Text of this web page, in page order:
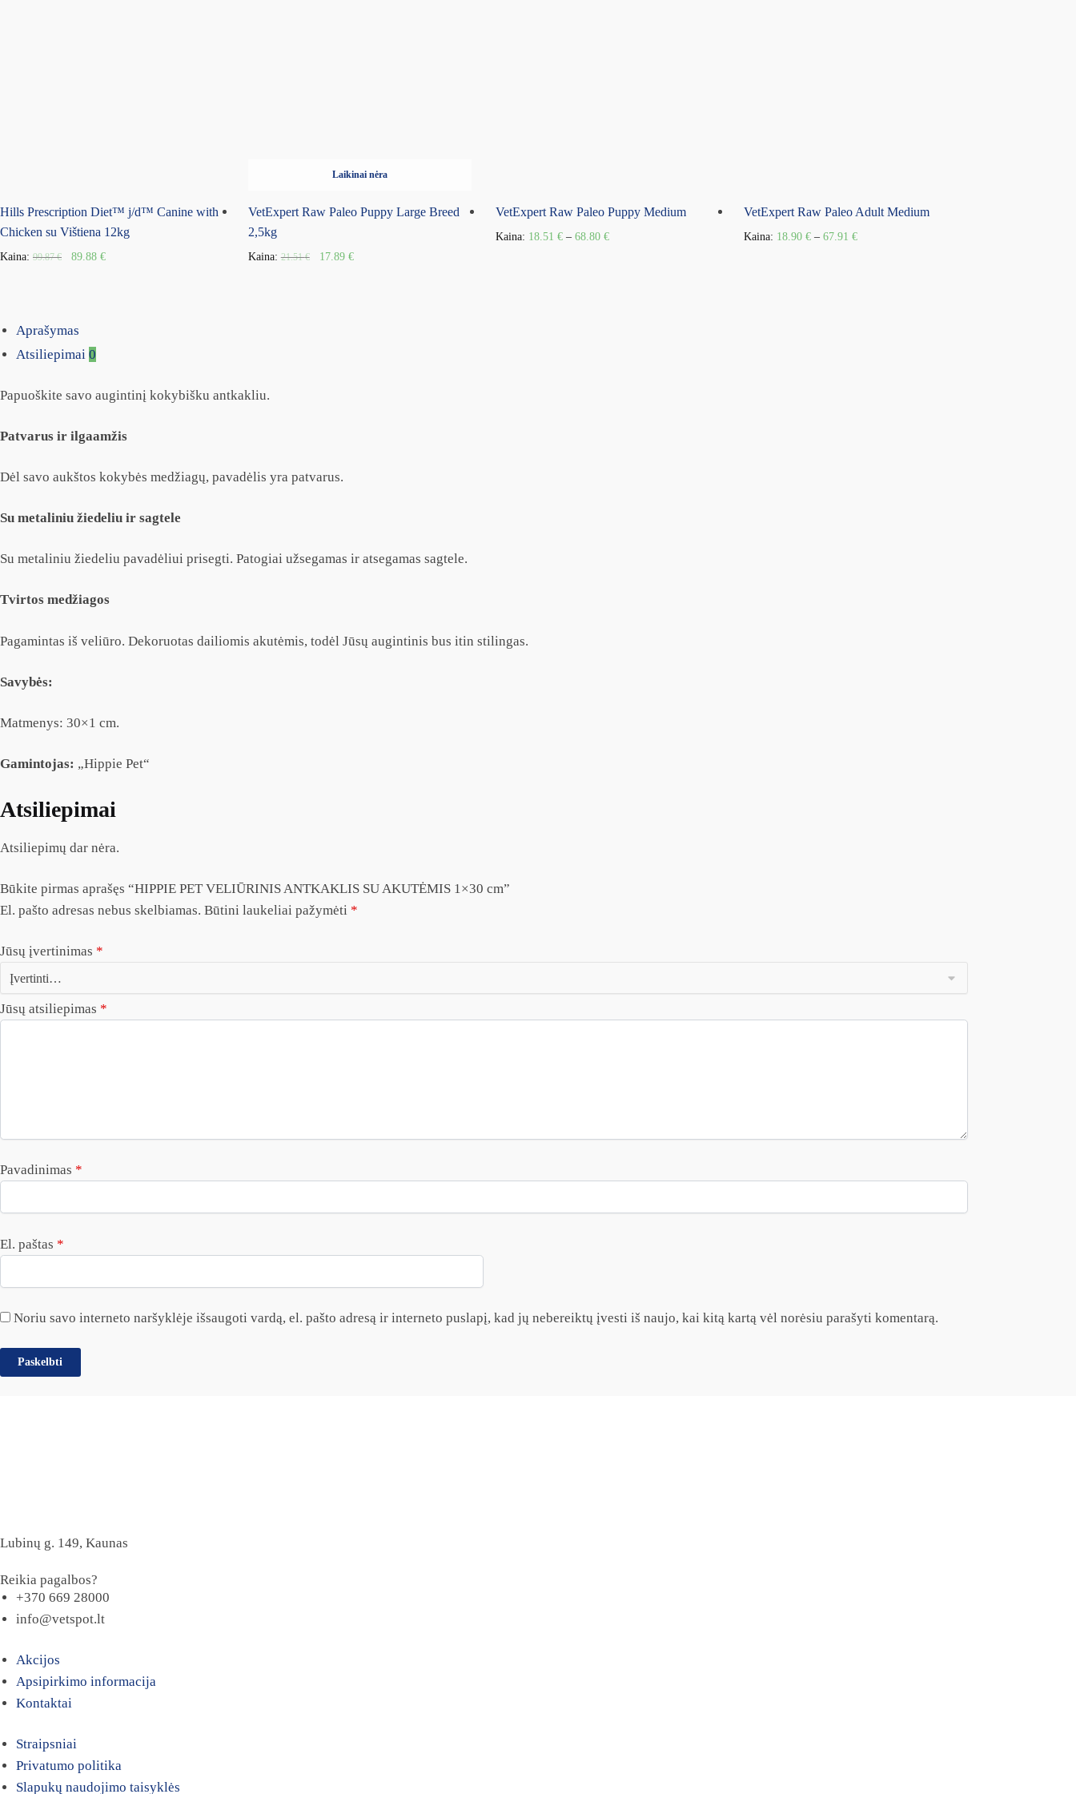
Hills Prescription Diet™ j/d™ Canine with
Chicken su Vištiena 12kg
Kaina: 99.87€ 89.88 €
Laikinai nėra
VetExpert Raw Paleo Puppy Large Breed
2,5kg
Kaina:21.51€ 17.89 €
VetExpert Raw Paleo Puppy Medium
Kaina: 18.51€ –68.80€
VetExpert Raw Paleo Adult Medium
Kaina: 18.90€ –67.91€
Aprašymas
Atsiliepimai 0
Papuoškite savo augintinį kokybišku antkakliu.
Patvarus ir ilgaamžis
Dėl savo aukštos kokybės medžiagų, pavadėlis yra patvarus.
Su metaliniu žiedeliu ir sagtele
Su metaliniu žiedeliu pavadėliui prisegti. Patogiai užsegamas ir atsegamas sagtele.
Tvirtos medžiagos
Pagamintas iš veliūro. Dekoruotas dailiomis akutėmis, todėl Jūsų augintinis bus itin stilingas.
Savybės:
Matmenys: 30×1 cm.
Gamintojas: „Hippie Pet“
Atsiliepimai
Atsiliepimų dar nėra.
Būkite pirmas aprašęs “HIPPIE PET VELIŪRINIS ANTKAKLIS SU AKUTĖMIS 1×30 cm”
El. pašto adresas nebus skelbiamas. Būtini laukeliai pažymėti *
Jūsų įvertinimas *
Jūsų atsiliepimas *
Pavadinimas *
El. paštas *
Noriu savo interneto naršyklėje išsaugoti vardą, el. pašto adresą ir interneto puslapį, kad jų nebereiktų įvesti iš naujo, kai kitą kartą vėl norėsiu parašyti komentarą.
Lubinų g. 149, Kaunas
Reikia pagalbos?
+370 669 28000
info@vetspot.lt
Akcijos
Apsipirkimo informacija
Kontaktai
Straipsniai
Privatumo politika
Slapukų naudojimo taisyklės